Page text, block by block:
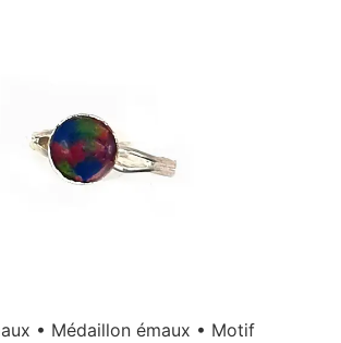
• Médaillon émaux • Motif